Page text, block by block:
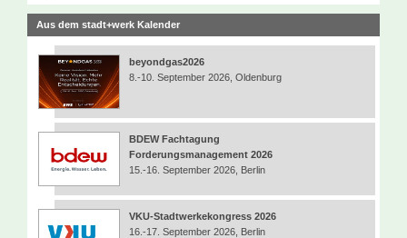
Aus dem stadt+werk Kalender
beyondgas2026
8.-10. September 2026, Oldenburg
BDEW Fachtagung
Forderungsmanagement 2026
15.-16. September 2026, Berlin
VKU-Stadtwerkekongress 2026
16.-17. September 2026, Berlin